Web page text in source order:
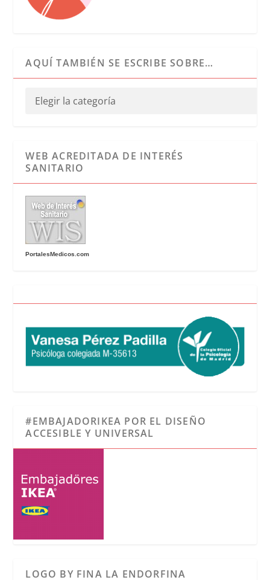
AQUÍ TAMBIÉN SE ESCRIBE SOBRE…
WEB ACREDITADA DE INTERÉS
SANITARIO
PortalesMedicos.com
#EMBAJADORIKEA POR EL DISEÑO
ACCESIBLE Y UNIVERSAL
LOGO BY FINA LA ENDORFINA